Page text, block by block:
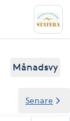
Månadsvy
Senare